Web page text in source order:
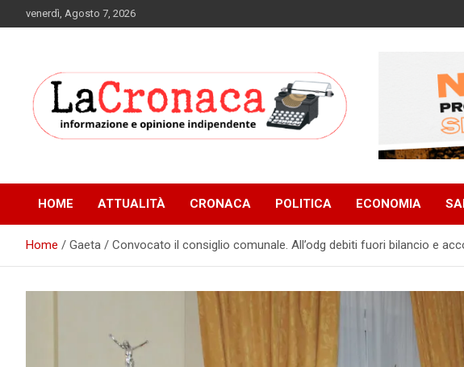
to
venerdì, Agosto 7, 2026
HOME ATTUALITÀ CRONACA POLITICA ECONOMIA
Home Gaeta / Convocato il consiglio comunale. All’odg debiti fuori bilancio e